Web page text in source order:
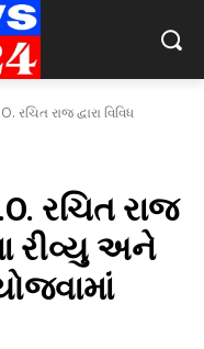
રચિત રાજ દ્વારા વિવિધ
રચિત રાજ
રીવ્યુ અને